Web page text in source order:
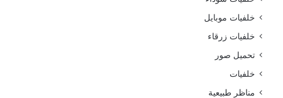
خلفيات موبايل
خلفيات زرقاء
تحميل صور
خلفيات
مناظر طبيعية